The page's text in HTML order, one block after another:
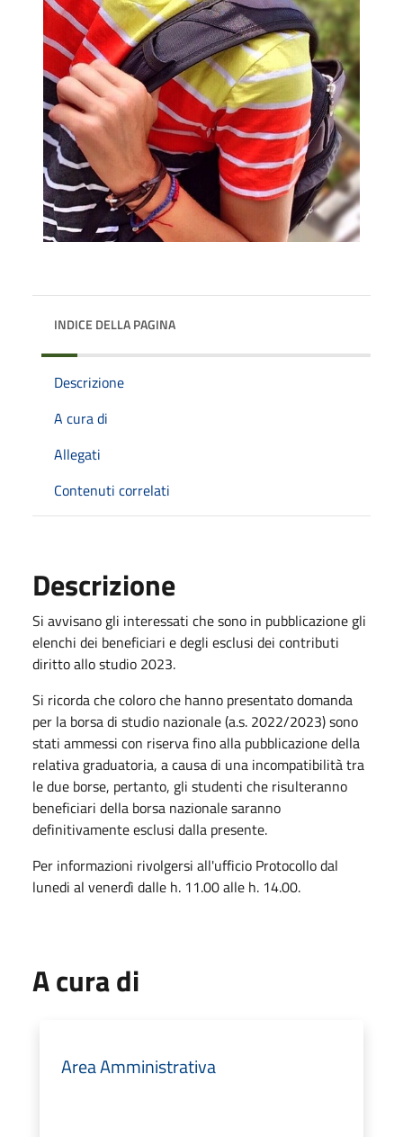
INDICE DELLA PAGINA
Descrizione
A cura di
Allegati
Contenuti correlati
Descrizione
Si avvisano gli interessati che sono in pubblicazione gli
elenchi dei beneficiari e degli esclusi dei contributi
diritto allo studio 2023.
Si ricorda che coloro che hanno presentato domanda
per la borsa di studio nazionale (a.s. 2022/2023) sono
stati ammessi con riserva fino alla pubblicazione della
relativa graduatoria, a causa di una incompatibilità tra
le due borse, pertanto, gli studenti che risulteranno
beneficiari della borsa nazionale saranno
definitivamente esclusi dalla presente.
Per informazioni rivolgersi all'ufficio Protocollo dal
lunedi al venerdì dalle h. 11.00 alle h. 14.00.
A cura di
Area Amministrativa